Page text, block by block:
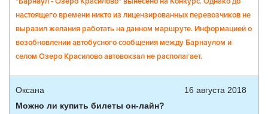
настоящего времени никто из лицензированных перевозчиков не
выразил желания работать на данном маршруте. Информацией о
возобновлении автобусного сообщения между Барнаулом и
селом Озеро Красилово автовокзал не располагает.
Оксана
16 августа 2018
Можно ли купить билеты он-лайн?